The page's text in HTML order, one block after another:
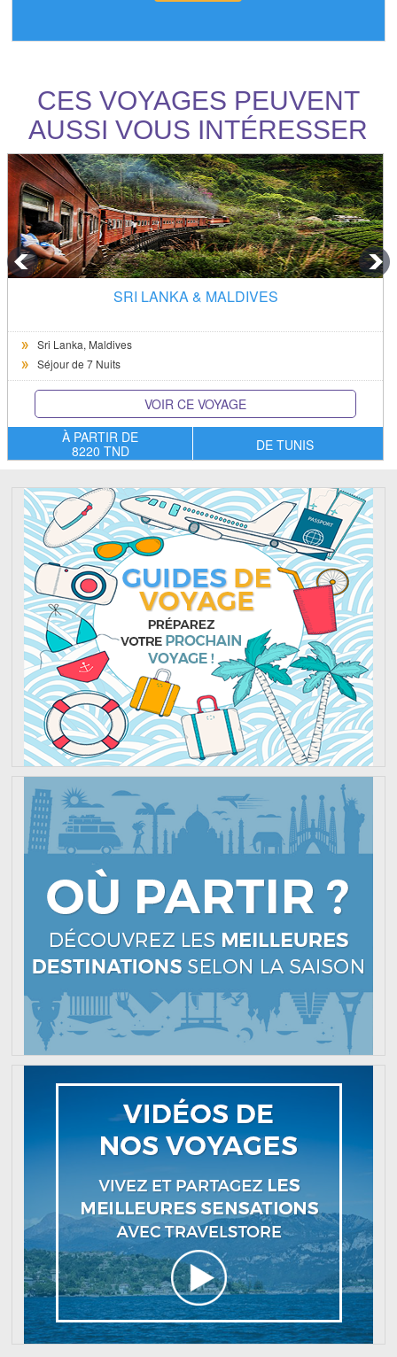
CES VOYAGES PEUVENT
AUSSI VOUS INTÉRESSER
SRI LANKA & MALDIVES
Sri Lanka, Maldives
Séjour de 7 Nuits
VOIR CE VOYAGE
À PARTIR DE
8220 TND
DE TUNIS